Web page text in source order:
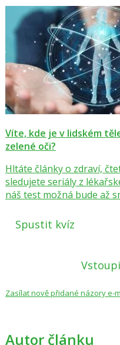
Víte, kde je v lidském
zelené oči?
Hltáte články o zdraví,
sledujete seriály z
náš test možná bude až
Spustit kvíz
Zasílat nově přidané názory e-
Autor článku